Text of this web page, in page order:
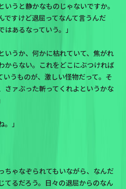
うと静かなものじゃないですか。
ですけど退屈ってなんて言うんだ
あるなっていう。」
うか、何かに枯れていて、焦がれ
からない。これをどこにぶつければ
いうものが、激しい怪物だって。そ
さァぶった斬ってくれよというかな
」
ちゃなぞられてもいながら、なんだ
てるだろう。日々の退屈からのなん